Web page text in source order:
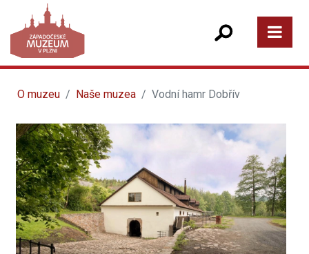
O muzeu Naše muzea Vodní hamr Dobřív